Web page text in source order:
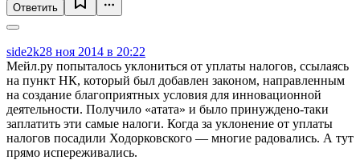
Ответить
side2k28 ноя 2014 в 20:22
Мейл.ру попыталось уклониться от уплаты налогов, ссылаясь
на пункт НК, который был добавлен законом, направленным
на создание благоприятных условия для инновационной
деятельности. Получило «атата» и было принуждено-таки
заплатить эти самые налоги. Когда за уклонение от уплаты
налогов посадили Ходорковского — многие радовались. А тут
прямо испереживались.